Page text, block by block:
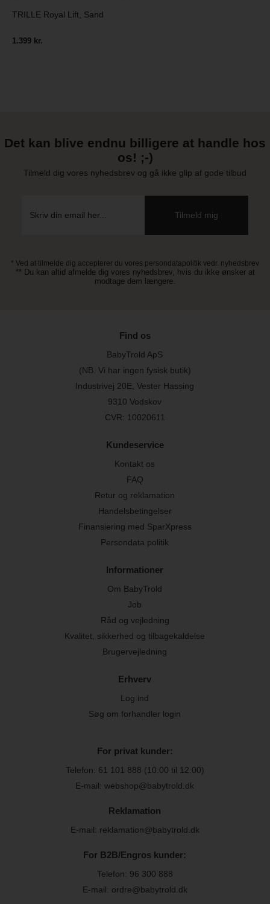
TRILLE Royal Lift, Sand
1.399 kr.
Det kan blive endnu billigere at handle hos
os! ;-)
Tilmeld dig vores nyhedsbrev og gå ikke glip af gode tilbud
* Ved at tilmelde dig accepterer du vores persondatapolitik vedr. nyhedsbrev
** Du kan altid afmelde dig vores nyhedsbrev, hvis du ikke ønsker at
modtage dem længere.
Find os
BabyTrold ApS
(NB. Vi har ingen fysisk butik)
Industrivej 20E, Vester Hassing
9310 Vodskov
CVR: 10020611
Kundeservice
Kontakt os
FAQ
Retur og reklamation
Handelsbetingelser
Finansiering med SparXpress
Persondata politik
Informationer
Om BabyTrold
Job
Råd og vejledning
Kvalitet, sikkerhed og tilbagekaldelse
Brugervejledning
Erhverv
Log ind
Søg om forhandler login
For privat kunder:
Telefon: 61 101 888 (10:00 til 12:00)
E-mail: webshop@babytrold.dk
Reklamation
E-mail: reklamation@babytrold.dk
For B2B/Engros kunder:
Telefon: 96 300 888
E-mail: ordre@babytrold.dk